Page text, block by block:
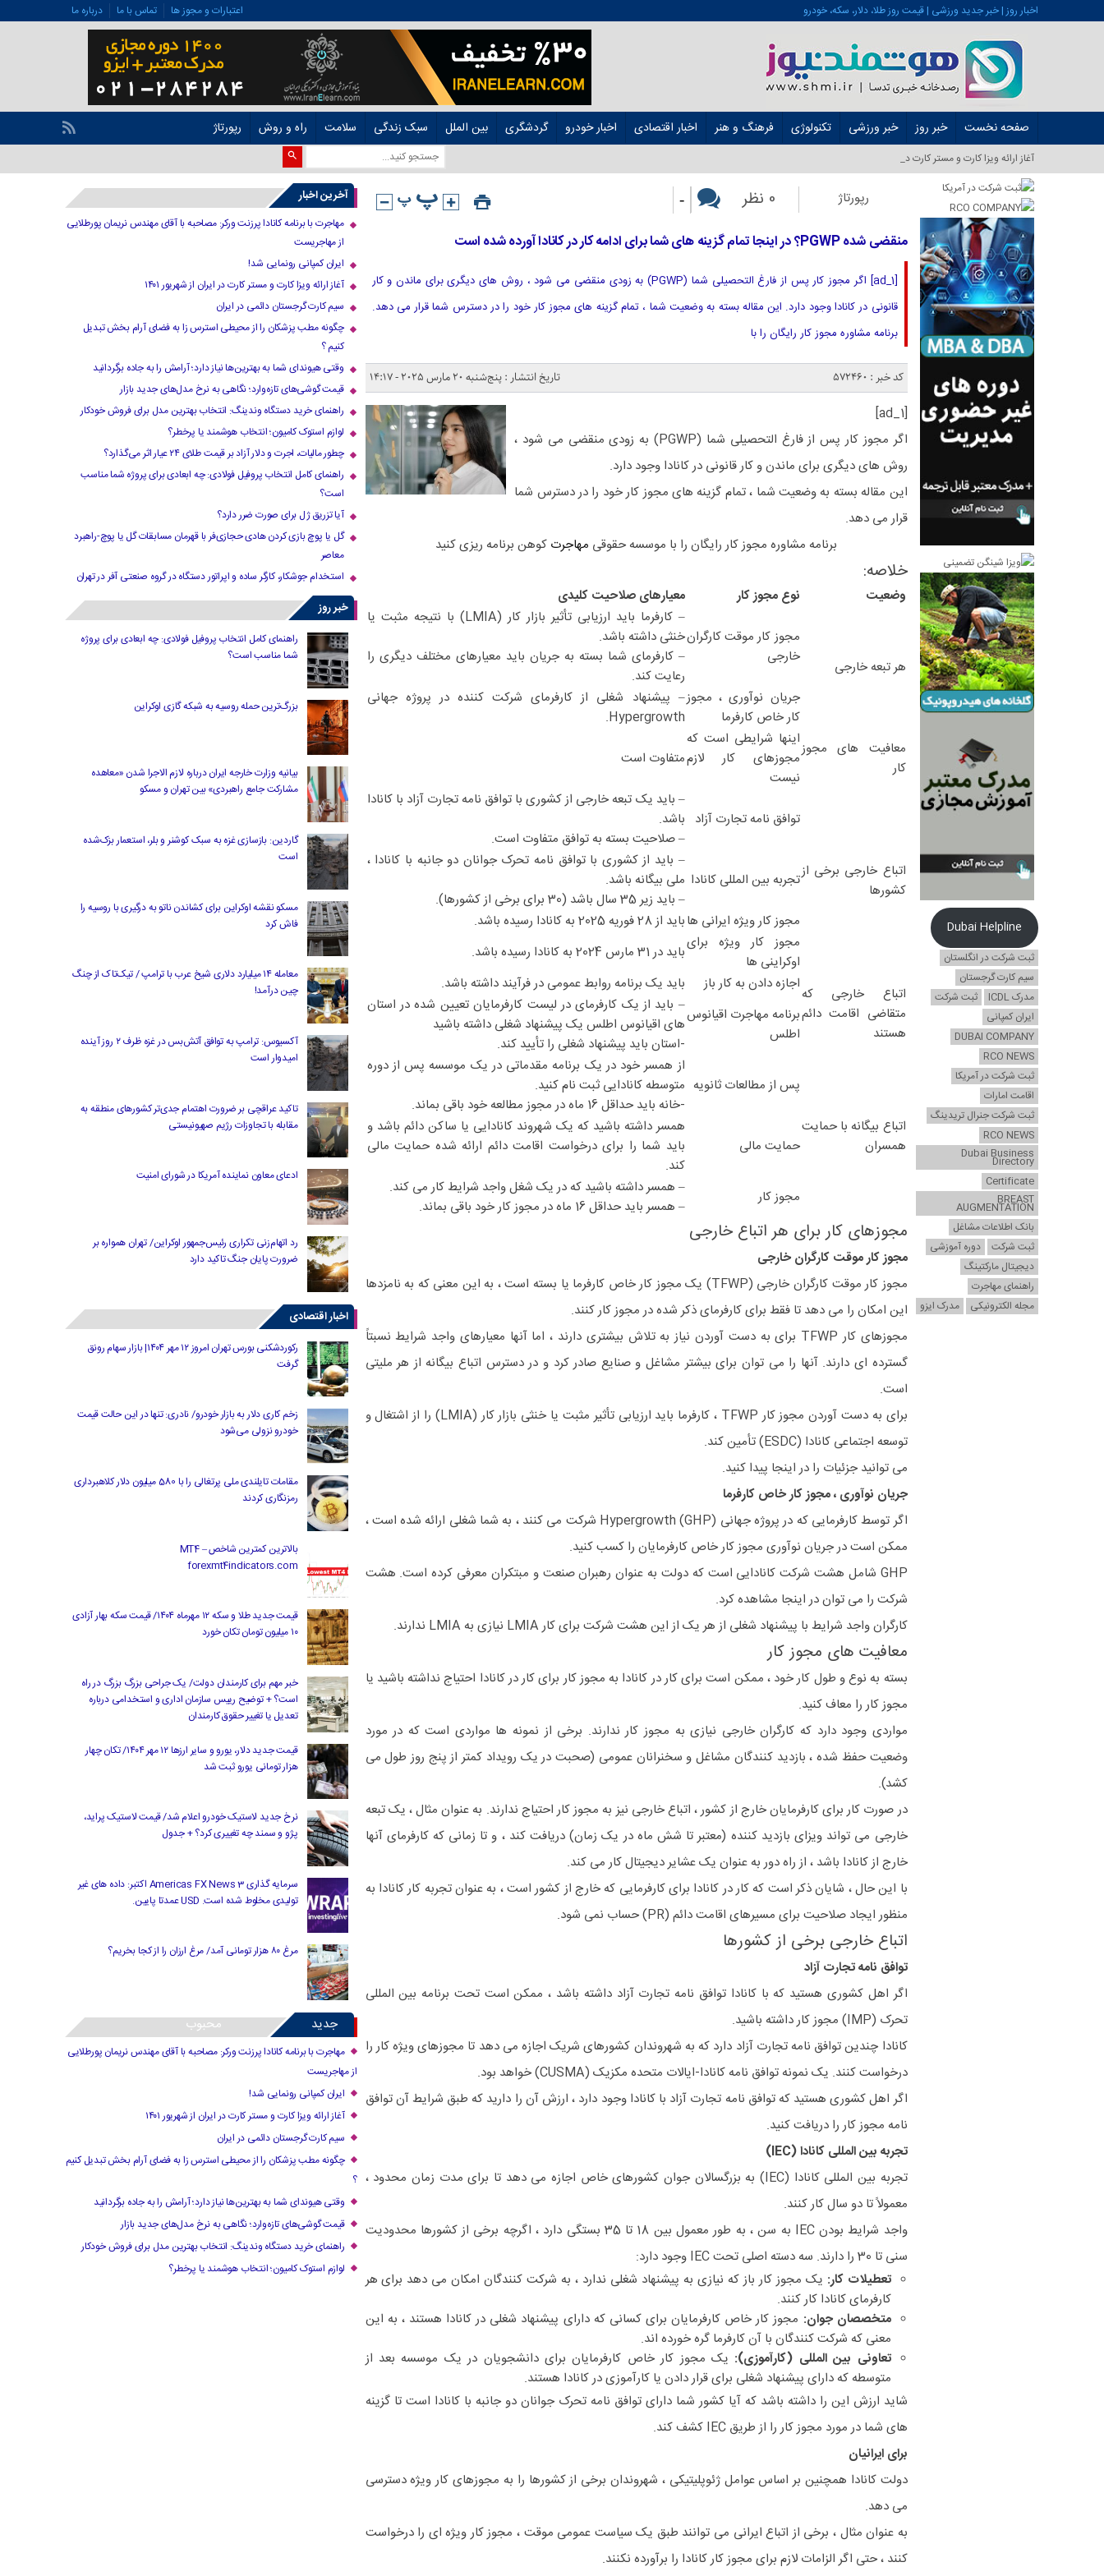
اخبار روز | خبر جدید ورزشی | قیمت روز طلا، دلار، سکه، خودرو اعتبارات و مجوز ها تماس با ما درباره ما
صفحه نخست خبر روز خبر ورزشی تکنولوژی فرهنگ و هنر اخبار اقتصادی اخبار خودرو گردشگری بین الملل سبک زندگی سلامت راه و روش رپورتاژ
آغاز ارائه ویزا کارت و مستر کارت در ایران از شهریو_
رپورتاژ 0 نظر -
منقضی شده PGWP؟ در اینجا تمام گزینه های شما برای ادامه کار در کانادا آورده شده است
[ad_1] اگر مجوز کار پس از فارغ التحصیلی شما (PGWP) به زودی منقضی می شود ، روش های دیگری برای ماندن و کار
قانونی در کانادا وجود دارد. این مقاله بسته به وضعیت شما ، تمام گزینه های مجوز کار خود را در دسترس شما قرار می دهد.
برنامه مشاوره مجوز کار رایگان را با
کد خبر : 572460 تاریخ انتشار : پنج‌شنبه 20 مارس 2025 - 14:17
[ad_1]
اگر مجوز کار پس از فارغ التحصیلی شما (PGWP) به زودی منقضی می شود ،
روش های دیگری برای ماندن و کار قانونی در کانادا وجود دارد.
این مقاله بسته به وضعیت شما ، تمام گزینه های مجوز کار خود را در دسترس شما
قرار می دهد.
برنامه مشاوره مجوز کار رایگان را با موسسه حقوقی مهاجرت کوهن برنامه ریزی کنید
خلاصه:
وضعیت نوع مجوز کار معیارهای صلاحیت کلیدی
هر تبعه خارجی
مجوز کار موقت کارگران
خارجی
– کارفرما باید ارزیابی تأثیر بازار کار (LMIA) با نتیجه مثبت یا
خنثی داشته باشد.
– کارفرمای شما بسته به جریان باید معیارهای مختلف دیگری را
رعایت کند.
جریان نوآوری ، مجوز
کار خاص کارفرما
– پیشنهاد شغلی از کارفرمای شرکت کننده در پروژه جهانی
Hypergrowth.
معافیت های مجوز
کار
اینها شرایطی است که
مجوزهای کار لازم
نیست
متفاوت است
اتباع خارجی برخی از
کشورها
توافق نامه تجارت آزاد
– باید یک تبعه خارجی از کشوری با توافق نامه تجارت آزاد با کانادا
باشد.
– صلاحیت بسته به توافق متفاوت است.
تجربه بین المللی کانادا
– باید از کشوری با توافق نامه تحرک جوانان دو جانبه با کانادا ،
ملی بیگانه باشد.
– باید زیر 35 سال باشد (30 برای برخی از کشورها).
مجوز کار ویژه ایرانی هاباید از 28 فوریه 2025 به کانادا رسیده باشد.
مجوز کار ویژه برای
اوکراینی ها
باید در 31 مارس 2024 به کانادا رسیده باشد.
اتباع خارجی که
متقاضی اقامت دائم
هستند
اجازه دادن به کار باز
باید یک برنامه روابط عمومی در فرآیند داشته باشد.
برنامه مهاجرت اقیانوس
اطلس
– باید از یک کارفرمای در لیست کارفرمایان تعیین شده در استان
های اقیانوس اطلس یک پیشنهاد شغلی داشته باشید
-استان باید پیشنهاد شغلی را تأیید کند.
اتباع بیگانه با حمایت
همسران
پس از مطالعات ثانویه
از همسر خود در یک برنامه مقدماتی در یک موسسه پس از دوره
متوسطه کانادایی ثبت نام کنید.
-خانه باید حداقل 16 ماه در مجوز مطالعه خود باقی بماند.
حمایت مالی
همسر داشته باشید که یک شهروند کانادایی یا ساکن دائم باشد و
باید شما را برای درخواست اقامت دائم ارائه شده حمایت مالی
کند.
مجوز کار
– همسر داشته باشید که در یک شغل واجد شرایط کار می کند.
– همسر باید حداقل 16 ماه در مجوز کار خود باقی بماند.
مجوزهای کار برای هر اتباع خارجی
مجوز کار موقت کارگران خارجی
مجوز کار موقت کارگران خارجی (TFWP) یک مجوز کار خاص کارفرما یا بسته است ، به این معنی که به نامزدها
این امکان را می دهد تا فقط برای کارفرمای ذکر شده در مجوز کار کنند.
مجوزهای کار TFWP برای به دست آوردن نیاز به تلاش بیشتری دارند ، اما آنها معیارهای واجد شرایط نسبتاً
گسترده ای دارند. آنها را می توان برای بیشتر مشاغل و صنایع صادر کرد و در دسترس اتباع بیگانه از هر ملیتی
است.
برای به دست آوردن مجوز کار TFWP ، کارفرما باید ارزیابی تأثیر مثبت یا خنثی بازار کار (LMIA) را از اشتغال و
توسعه اجتماعی کانادا (ESDC) تأمین کند.
می توانید جزئیات را در اینجا پیدا کنید.
جریان نوآوری ، مجوز کار خاص کارفرما
اگر توسط کارفرمایی که در پروژه جهانی Hypergrowth (GHP) شرکت می کنند ، به شما شغلی ارائه شده است ،
ممکن است در جریان نوآوری مجوز کار خاص کارفرمایان را کسب کنید.
GHP شامل هشت شرکت کانادایی است که دولت به عنوان رهبران صنعت و مبتکران معرفی کرده است. هشت
شرکت را می توان در اینجا مشاهده کرد.
کارگران واجد شرایط با پیشنهاد شغلی از هر یک از این هشت شرکت برای کار LMIA نیازی به LMIA ندارند.
معافیت های مجوز کار
بسته به نوع و طول کار خود ، ممکن است برای کار در کانادا به مجوز کار برای کار در کانادا احتیاج نداشته باشید یا
مجوز کار را معاف کنید.
مواردی وجود دارد که کارگران خارجی نیازی به مجوز کار ندارند. برخی از نمونه ها مواردی است که در مورد
وضعیت حفظ شده ، بازدید کنندگان مشاغل و سخنرانان عمومی (صحبت در یک رویداد کمتر از پنج روز طول می
کشد).
در صورت کار برای کارفرمایان خارج از کشور ، اتباع خارجی نیز به مجوز کار احتیاج ندارند. به عنوان مثال ، یک تبعه
خارجی می تواند ویزای بازدید کننده (معتبر تا شش ماه در یک زمان) دریافت کند ، و تا زمانی که کارفرمای آنها
خارج از کانادا باشد ، از راه دور به عنوان یک عشایر دیجیتال کار می کند.
با این حال ، شایان ذکر است که کار در کانادا برای کارفرمایی که خارج از کشور است ، به عنوان تجربه کار کانادا به
منظور ایجاد صلاحیت برای مسیرهای اقامت دائم (PR) حساب نمی شود.
اتباع خارجی برخی از کشورها
توافق نامه تجارت آزاد
اگر اهل کشوری هستید که با کانادا توافق نامه تجارت آزاد داشته باشد ، ممکن است تحت برنامه بین المللی
تحرک (IMP) مجوز کار داشته باشید.
کانادا چندین توافق نامه تجارت آزاد دارد که به شهروندان کشورهای شریک اجازه می دهد تا مجوزهای ویژه کار را
درخواست کنند. یک نمونه توافق نامه کانادا-ایالات متحده مکزیک (CUSMA) خواهد بود.
اگر اهل کشوری هستید که توافق نامه تجارت آزاد با کانادا وجود دارد ، ارزش آن را دارید که طبق شرایط آن توافق
نامه مجوز کار را دریافت کنید.
تجربه بین المللی کانادا (IEC)
تجربه بین المللی کانادا (IEC) به بزرگسالان جوان کشورهای خاص اجازه می دهد تا برای مدت زمان محدود ،
معمولاً تا دو سال کار کنند.
واجد شرایط بودن IEC به سن ، به طور معمول بین 18 تا 35 بستگی دارد ، اگرچه برخی از کشورها محدودیت
سنی تا 30 را دارند. سه دسته اصلی تحت IEC وجود دارد:
تعطیلات کار: یک مجوز کار باز که نیازی به پیشنهاد شغلی ندارد ، به شرکت کنندگان امکان می دهد برای هر
کارفرمای کانادا کار کنند.
متخصصان جوان: مجوز کار خاص کارفرمایان برای کسانی که دارای پیشنهاد شغلی در کانادا هستند ، به این
معنی که شرکت کنندگان با آن کارفرما گره خورده اند.
تعاونی بین المللی (کارآموزی): یک مجوز کار خاص کارفرمایان برای دانشجویان در یک موسسه بعد از
متوسطه که دارای پیشنهاد شغلی برای قرار دادن یا کارآموزی در کانادا هستند.
شاید ارزش این را داشته باشد که آیا کشور شما دارای توافق نامه تحرک جوانان دو جانبه با کانادا است تا گزینه
های شما در مورد مجوز کار را از طریق IEC کشف کند.
برای ایرانیان
دولت کانادا همچنین بر اساس عوامل ژئوپلیتیکی ، شهروندان برخی از کشورها را به مجوزهای کار ویژه دسترسی
می دهد.
به عنوان مثال ، برخی از اتباع ایرانی می توانند طبق یک سیاست عمومی موقت ، مجوز کار ویژه ای را درخواست
کنند ، حتی اگر الزامات لازم برای مجوز کار کانادا را برآورده نکنند.
Dubai Helpline
ثبت شرکت در انگلستان
سیم کارت گرجستان
مدرک ICDL
ثبت شرکت
ایران کمپانی
DUBAI COMPANY
RCO NEWS
ثبت شرکت در آمریکا
اقامت امارات
ثبت شرکت جنرال تریدینگ
RCO NEWS
Dubai Business
Directory
Certificate
BREAST
AUGMENTATION
بانک اطلاعات مشاغل
ثبت شرکت
دوره آموزشی
دیجیتال مارکتینگ
راهنمای مهاجرت
مجله الکترونیکی
مدرک ایزو
آخرین اخبار
مهاجرت با برنامه کانادا پرزنت ورکر: مصاحبه با آقای مهندس نریمان پورطلایی
از مهاجریست
ایران کمپانی رونمایی شد!
آغاز ارائه ویزا کارت و مستر کارت در ایران از شهریور ۱۴۰۱
سیم کارت گرجستان دائمی در ایران
چگونه مطب پزشکان را از محیطی استرس زا به فضای آرام بخش تبدیل
کنیم ؟
وقتی هیوندای شما به بهترین‌ها نیاز دارد؛ آرامش را به جاده برگردانید
قیمت گوشی‌های تازه‌وارد؛ نگاهی به نرخ مدل‌های جدید بازار
راهنمای خرید دستگاه وندینگ: انتخاب بهترین مدل برای فروش خودکار
لوازم استوک کامیون؛ انتخاب هوشمند یا پرخطر؟
چطور مالیات، اجرت و دلار آزاد بر قیمت طلای ۲۴ عیار اثر می‌گذارد؟
راهنمای کامل انتخاب پروفیل فولادی: چه ابعادی برای پروژه شما مناسب
است؟
آیا تزریق ژل برای صورت ضرر دارد​؟
گل یا پوچ بازی کردن هادی حجازی‌فر با قهرمان مسابقات گل یا پوچ-راهبرد
معاصر
استخدام جوشکار، کارگر ساده و اپراتور دستگاه در گروه صنعتی آفر در تهران
خبر روز
راهنمای کامل انتخاب پروفیل فولادی: چه ابعادی برای پروژه
شما مناسب است؟
بزرگ‌ترین حمله روسیه به شبکه گازی اوکراین
بیانیه وزارت خارجه ایران درباره لازم‌ الاجرا شدن «معاهده
مشارکت جامع راهبردی» بین تهران و مسکو
گاردین: بازسازی غزه به سبک کوشنر و بلر، استعمار بزک‌شده
است
مسکو نقشه اوکراین برای کشاندن ناتو به درگیری با روسیه را
فاش کرد
معامله ۱۴ میلیارد دلاری شیخ عرب با ترامپ / تیک‌تاک از چنگ
چین درآمد!
آکسیوس: ترامپ به توافق آتش‌بس در غزه ظرف ۲ روز آینده
امیدوار است
تاکید عراقچی بر ضرورت اهتمام جدی‌تر کشورهای منطقه به
مقابله با تجاوزات رژیم صهیونیستی
ادعای معاون نماینده آمریکا در شورای امنیت
رد اتهام‌زنی تکراری رئیس‌جمهور اوکراین/ تهران همواره بر
ضرورت پایان جنگ تاکید دارد
اخبار اقتصادی
رکوردشکنی بورس تهران امروز ۱۲ مهر ۱۴۰۴| بازار سهام رونق
گرفت
زخم کاری دلار به بازار خودرو/ نادری: تنها در این حالت قیمت
خودرو نزولی می‌شود
مقامات تایلندی ملی پرتغالی را با 580 میلیون دلار کلاهبرداری
رمزنگاری کردند
بالاترین کمترین شاخص MT4 –
forexmt4indicators.com
قیمت جدید طلا و سکه ۱۲ مهرماه ۱۴۰۴/ قیمت سکه بهار آزادی
۱۰ میلیون تومان تکان خورد
خبر مهم برای کارمندان دولت/ یک جراحی بزرگ بزرگ در راه
است؟ + توضیح رییس سازمان اداری و استخدامی درباره
تعدیل یا تغییر حقوق کارمندان
قیمت جدید دلار، یورو و سایر ارزها ۱۲ مهر ۱۴۰۴/ تکان چهار
هزار تومانی یورو ثبت شد
نرخ جدید لاستیک خودرو اعلام شد/ قیمت لاستیک پراید،
پژو و سمند چه تغییری کرد؟ + جدول
سرمایه گذاری Americas FX News 3 اکتبر: داده های غیر
تولیدی مخلوط شده است. USD عمدتا پایین.
مرغ ۸۰ هزار تومانی آمد/ مرغ ارزان را از کجا بخریم؟
جدید محبوب
مهاجرت با برنامه کانادا پرزنت ورکر: مصاحبه با آقای مهندس نریمان پورطلایی
از مهاجریست
ایران کمپانی رونمایی شد!
آغاز ارائه ویزا کارت و مستر کارت در ایران از شهریور ۱۴۰۱
سیم کارت گرجستان دائمی در ایران
چگونه مطب پزشکان را از محیطی استرس زا به فضای آرام بخش تبدیل کنیم
؟
وقتی هیوندای شما به بهترین‌ها نیاز دارد؛ آرامش را به جاده برگردانید
قیمت گوشی‌های تازه‌وارد؛ نگاهی به نرخ مدل‌های جدید بازار
راهنمای خرید دستگاه وندینگ: انتخاب بهترین مدل برای فروش خودکار
لوازم استوک کامیون؛ انتخاب هوشمند یا پرخطر؟